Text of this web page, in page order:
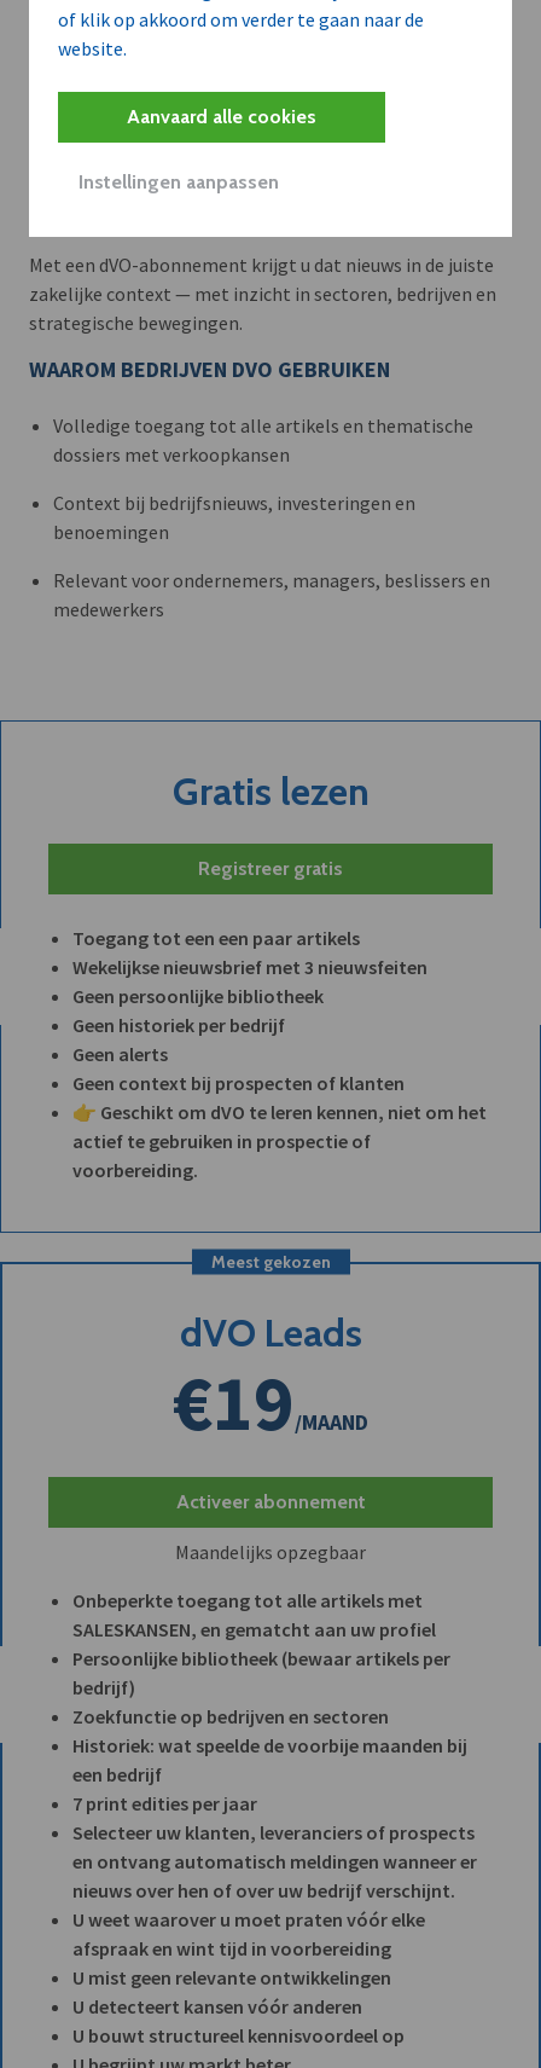
of klik op akkoord om verder te gaan naar de
website.
Aanvaard alle cookies
Instellingen aanpassen
Meer context. Dieper begrip.
Met een dVO-abonnement krijgt u dat nieuws in de juiste
zakelijke context — met inzicht in sectoren, bedrijven en
strategische bewegingen.
WAAROM BEDRIJVEN DVO GEBRUIKEN
Volledige toegang tot alle artikels en thematische
dossiers met verkoopkansen
Context bij bedrijfsnieuws, investeringen en
benoemingen
Relevant voor ondernemers, managers, beslissers en
medewerkers
Gratis lezen
Registreer gratis
Toegang tot een een paar artikels
Wekelijkse nieuwsbrief met 3 nieuwsfeiten
Geen persoonlijke bibliotheek
Geen historiek per bedrijf
Geen alerts
Geen context bij prospecten of klanten
👉 Geschikt om dVO te leren kennen, niet om het
actief te gebruiken in prospectie of
voorbereiding.
Meest gekozen
dVO Leads
€19/MAAND
Activeer abonnement
Maandelijks opzegbaar
Onbeperkte toegang tot alle artikels met
SALESKANSEN, en gematcht aan uw profiel
Persoonlijke bibliotheek (bewaar artikels per
bedrijf)
Zoekfunctie op bedrijven en sectoren
Historiek: wat speelde de voorbije maanden bij
een bedrijf
7 print edities per jaar
Selecteer uw klanten, leveranciers of prospects
en ontvang automatisch meldingen wanneer er
nieuws over hen of over uw bedrijf verschijnt.
U weet waarover u moet praten vóór elke
afspraak en wint tijd in voorbereiding
U mist geen relevante ontwikkelingen
U detecteert kansen vóór anderen
U bouwt structureel kennisvoordeel op